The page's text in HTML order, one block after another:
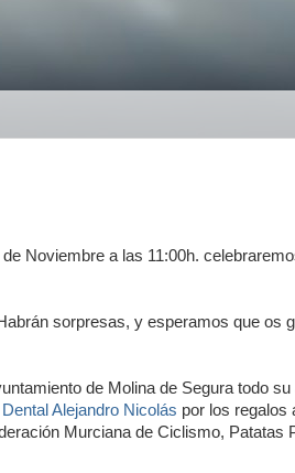
Noviembre a las 11:00h.
sorpresas, y esperamos que os
de Molina de Segura todo
Alejandro Nicolás por los regalos
Murciana de Ciclismo, Patatas